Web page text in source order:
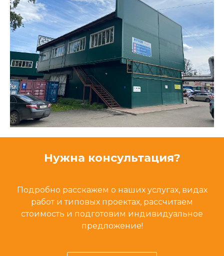
Нужна консультация?
Подробно расскажем о наших услугах, видах
работ и типовых проектах, рассчитаем
стоимость и подготовим индивидуальное
предложение!